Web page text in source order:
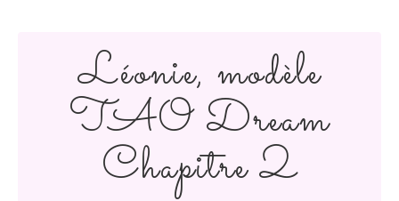
Léonie, modèle
TAO Dream
Chapitre 2